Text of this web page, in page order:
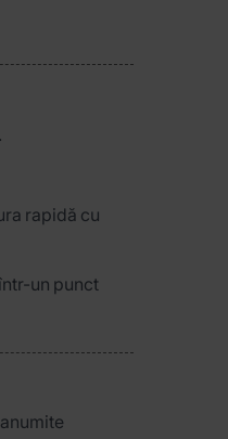
rapidă cu
un punct